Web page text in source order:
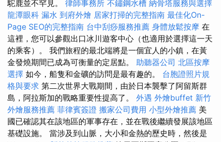
駝鹿並不罕見。 律師事務所 不鏽鋼水槽 納骨塔服務與選擇
龍潭眼科 漏水 到府外燴 居家打掃的完整指南 最佳化On-
Page SEO的完整指南 台中刮痧服務推薦 身體放鬆按摩 在
這裡，您可以參觀出口冰川遊客中心（也適用於選擇這一天
的乘客）。 我們旅程的最北端將是一個宜人的小鎮，在黃
金發燒期間已成為可衡量的定居點。 助聽器公司 北區按摩
選擇 如今，船隻和金礦的訪問是最有趣的。 台胞證照片規
格與要求 第二次世界大戰期間，由於日本襲擊了阿留斯群
島，阿拉斯加的戰略重要性提高了。 外遇 外燴buffet 新竹
外燴服務推薦 菲律賓簽證 搬家公司費用 小型外燴推薦 美
國已確認其在該地區的軍事存在，並在戰後繼續發展該地區
基礎設施。 當涉及到山脈，大小和金熱的歷史時，然後是